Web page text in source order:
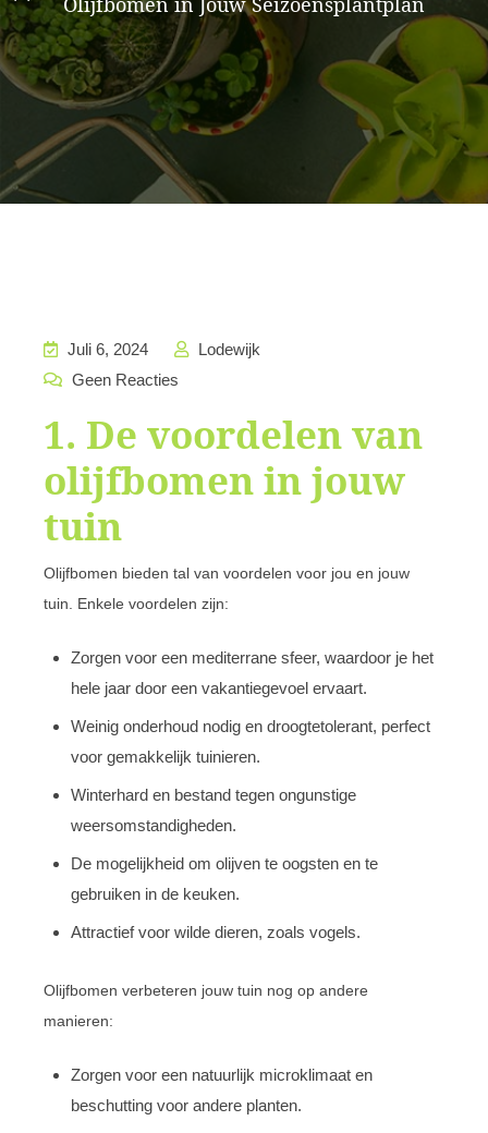
Juli 6, 2024
Lodewijk
Geen Reacties
1. De voordelen van
olijfbomen in jouw
tuin
Olijfbomen bieden tal van voordelen voor jou en jouw
tuin. Enkele voordelen zijn:
Zorgen voor een mediterrane sfeer, waardoor je het
hele jaar door een vakantiegevoel ervaart.
Weinig onderhoud nodig en droogtetolerant, perfect
voor gemakkelijk tuinieren.
Winterhard en bestand tegen ongunstige
weersomstandigheden.
De mogelijkheid om olijven te oogsten en te
gebruiken in de keuken.
Attractief voor wilde dieren, zoals vogels.
Olijfbomen verbeteren jouw tuin nog op andere
manieren:
Zorgen voor een natuurlijk microklimaat en
beschutting voor andere planten.